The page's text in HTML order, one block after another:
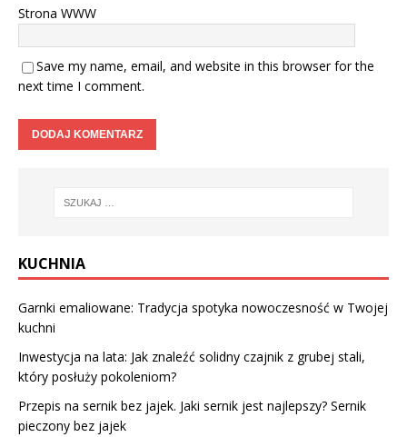
Strona WWW
Save my name, email, and website in this browser for the
next time I comment.
KUCHNIA
Garnki emaliowane: Tradycja spotyka nowoczesność w Twojej
kuchni
Inwestycja na lata: Jak znaleźć solidny czajnik z grubej stali,
który posłuży pokoleniom?
Przepis na sernik bez jajek. Jaki sernik jest najlepszy? Sernik
pieczony bez jajek